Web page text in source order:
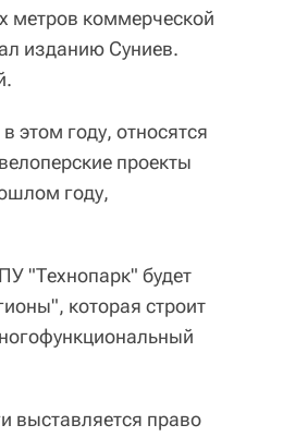
метров коммерческой
изданию Суниев.
этом году, относятся
проекты
году,
"Технопарк" будет
которая строит
выставляется право